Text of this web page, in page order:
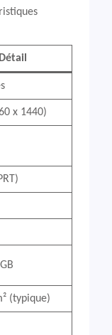
Détail
x 1440)
(typique)